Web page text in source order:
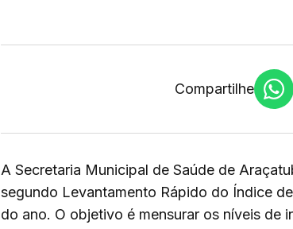
Compartilhe
A Secretaria Municipal de Saúde de
segundo Levantamento Rápido do Índice
do ano. O objetivo é mensurar os níveis de